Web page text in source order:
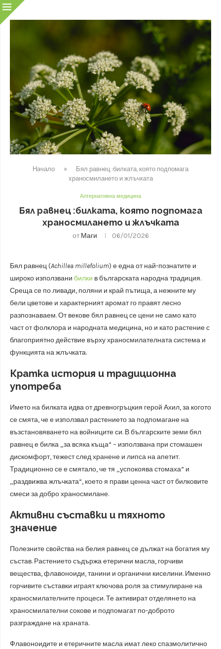
Начало »
Бял равнец :билката, която подпомага
храносмилането и жлъчката
Алтернативна медицина
Бял равнец :билката, която подпомага
храносмилането и жлъчката
от Маги 06/01/2026
Бял равнец (Achillea millefolium) е една от най-познатите и
широко използвани билки в българската народна традиция.
Среща се по ливади, поляни и край пътища, а нежните му
бели цветове и характерният аромат го правят лесно
разпознаваем. От векове бял равнец се цени не само като
част от фолклора и народната медицина, но и като растение с
благоприятно действие върху храносмилателната система и
функцията на жлъчката.
Кратка история и традиционна
употреба
Името на билката идва от древногръцкия герой Ахил, за когото
се смята, че е използвал растението за подпомагане на
възстановяването на войниците си. В българските земи бял
равнец е билка „за всяка къща“ – използвана при стомашен
дискомфорт, тежест след хранене и липса на апетит.
Традиционно се е смятало, че тя „успокоява стомаха“ и
„раздвижва жлъчката“, което я прави ценна част от билковите
смеси за добро храносмилане.
Активни съставки и тяхното
значение
Полезните свойства на белия равнец се дължат на богатия му
състав. Растението съдържа етерични масла, горчиви
вещества, флавоноиди, танини и органични киселини. Именно
горчивите съставки играят ключова роля за стимулиране на
храносмилателните процеси. Те активират отделянето на
храносмилателни сокове и подпомагат по-доброто
разграждане на храната.
Флавоноидите и етеричните масла имат леко спазмолитично